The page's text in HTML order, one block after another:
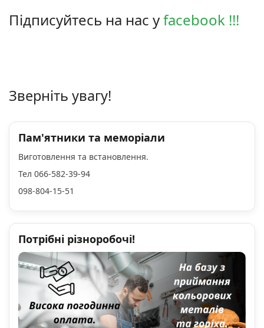
Підписуйтесь на нас уfacebook !!!
Зверніть увагу!
Пам'ятники та меморіали
Виготовлення та встановлення.
Тел 066-582-39-94
098-804-15-51
Потрібні різноробочі!